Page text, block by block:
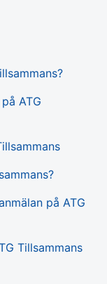
ATG
på ATG
Tillsammans